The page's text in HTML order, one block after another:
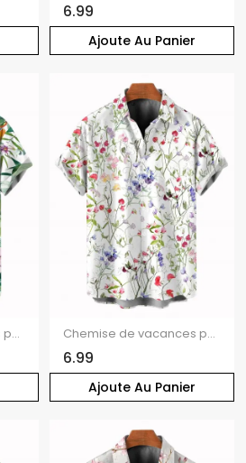
Ajoute Au Panier
6.99
Chemise de vacances pour homme, imprimé floral et feuilles, boutonnée
Ajoute Au Panier
Chemise de vacances pour homme, chemise boutonnée à imprimé floral discret et coloré
6.99